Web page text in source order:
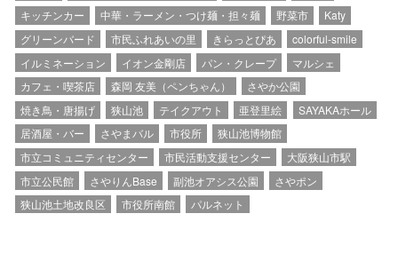
キッチンカー
中華・ラーメン・つけ麺・担々麺 野菜市
Katy
グリーンバード
市民ふれあいの里 きらっとぴあ
colorful-smile
イルミネーション
イオン金剛店 パン・クレープ
マルシェ
カフェ・喫茶店
森岡 友美（ペンちゃん）
さやか公園
焼き鳥・唐揚げ
狭山池 テイクアウト 亜登里絵
SAYAKAホール
居酒屋・バー
さやまバル 市役所
狭山池博物館
市立コミュニティセンター
市民活動支援センター
大阪狭山市駅
市立公民館
さやりんBase 副池オアシス公園
さやポン
狭山池土地改良区
市役所南館 パルネット